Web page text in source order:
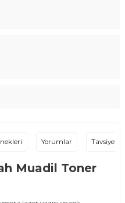
Yorumlar Tavsiye Et
Muadil Toner